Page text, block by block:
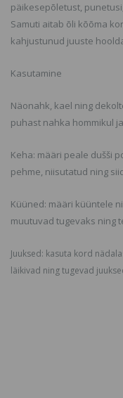
päikesepõletust,
Samuti aitab õli kõõma
kahjustunud juuste
Kasutamine
Näonahk, kael ning
puhast nahka hommikul
Keha: määri peale dušši
pehme, niisutatud ning
Küüned: määri küüntele
muutuvad tugevaks ning
Juuksed: kasuta kord
läikivad ning tugevad